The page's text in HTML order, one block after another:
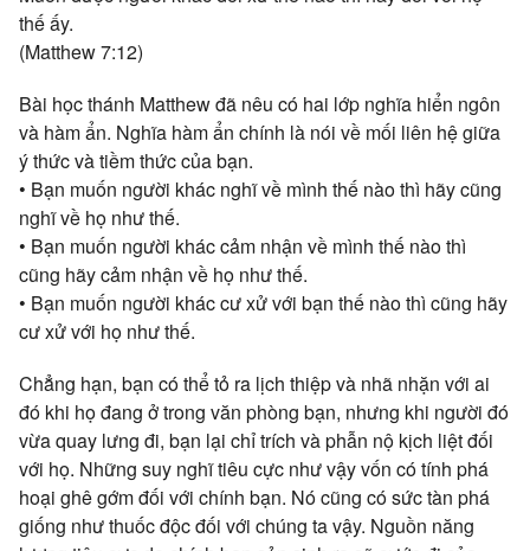
thế ấy.
(Matthew 7:12)
Bài học thánh Matthew đã nêu có hai lớp nghĩa hiển ngôn
và hàm ẩn. Nghĩa hàm ẩn chính là nói về mối liên hệ giữa
ý thức và tiềm thức của bạn.
• Bạn muốn người khác nghĩ về mình thế nào thì hãy cũng
nghĩ về họ như thế.
• Bạn muốn người khác cảm nhận về mình thế nào thì
cũng hãy cảm nhận về họ như thế.
• Bạn muốn người khác cư xử với bạn thế nào thì cũng hãy
cư xử với họ như thế.
Chẳng hạn, bạn có thể tỏ ra lịch thiệp và nhã nhặn với ai
đó khi họ đang ở trong văn phòng bạn, nhưng khi người đó
vừa quay lưng đi, bạn lại chỉ trích và phẫn nộ kịch liệt đối
với họ. Những suy nghĩ tiêu cực như vậy vốn có tính phá
hoại ghê gớm đối với chính bạn. Nó cũng có sức tàn phá
giống như thuốc độc đối với chúng ta vậy. Nguồn năng